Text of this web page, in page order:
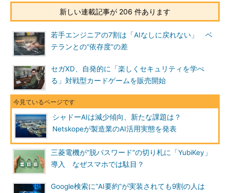
新しい連載記事が 206 件あります
若手エンジニアの7割は「AIなしに戻れない」 ベ
テランとの“依存度”の差
セガXD、自発的に「楽しくセキュリティを学べ
る」対戦型カードゲームを販売開始
シャドーAIは減少傾向、新たな課題は？
Netskopeが製造業のAI活用実態を発表
三菱電機が“脱パスワード”の切り札に「YubiKey」
導入 なぜスマホでは駄目？
Google検索に“AI要約”が実装されても9割の人は